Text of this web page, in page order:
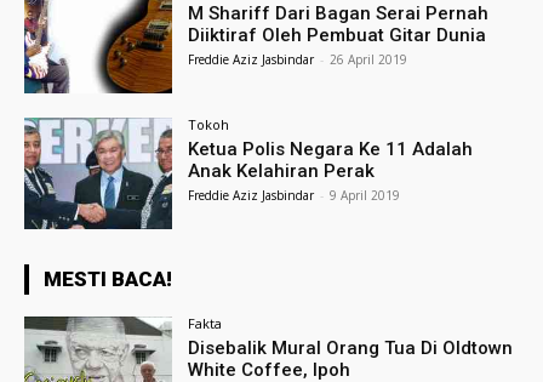
M Shariff Dari Bagan Serai Pernah
Diiktiraf Oleh Pembuat Gitar Dunia
Freddie Aziz Jasbindar - 26 April 2019
Tokoh
Ketua Polis Negara Ke 11 Adalah
Anak Kelahiran Perak
Freddie Aziz Jasbindar - 9 April 2019
MESTI BACA!
Fakta
Disebalik Mural Orang Tua Di Oldtown
White Coffee, Ipoh